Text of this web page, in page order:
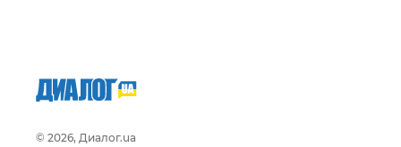
© 2026, Диалог.ua